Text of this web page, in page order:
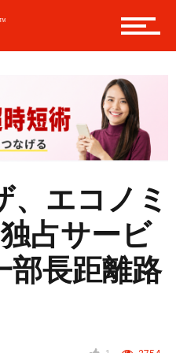
、エコノミ
占サービ
長距離路